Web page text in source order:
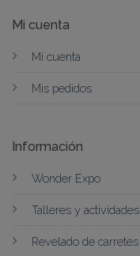
Mi cuenta
Mi cuenta
Mis pedidos
Información
Wonder Expo
Talleres y actividades
Revelado de carretes